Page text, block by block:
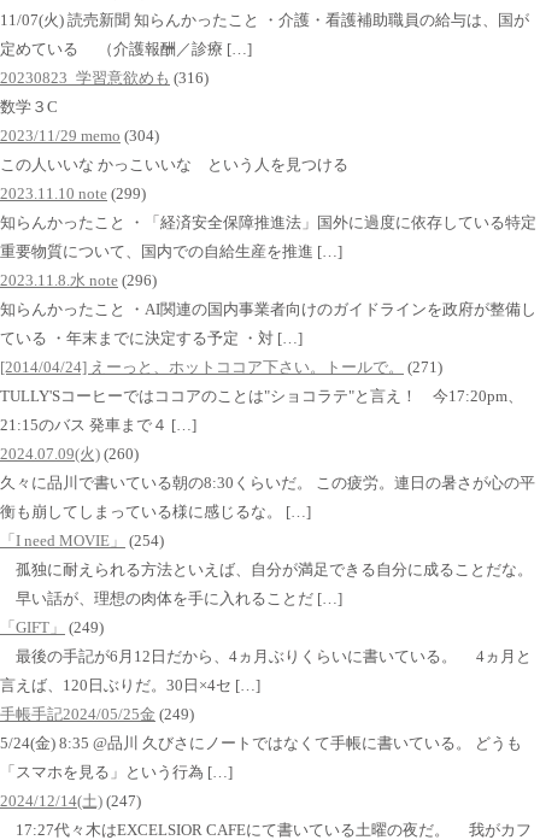
11/07(火) 読売新聞 知らんかったこと ・介護・看護補助職員の給与は、国が
定めている （介護報酬／診療 […]
20230823_学習意欲めも (316)
数学３C
2023/11/29 memo (304)
この人いいな かっこいいな という人を見つける
2023.11.10 note (299)
知らんかったこと ・「経済安全保障推進法」国外に過度に依存している特定
重要物質について、国内での自給生産を推進 […]
2023.11.8.水 note (296)
知らんかったこと ・AI関連の国内事業者向けのガイドラインを政府が整備し
ている ・年末までに決定する予定 ・対 […]
[2014/04/24] えーっと、ホットココア下さい。トールで。
(271)
TULLY'Sコーヒーではココアのことは"ショコラテ"と言え！ 今17:20pm、
21:15のバス 発車まで４ […]
2024.07.09(火) (260)
久々に品川で書いている朝の8:30くらいだ。 この疲労。連日の暑さが心の平
衡も崩してしまっている様に感じるな。 […]
「I need MOVIE」
(254)
孤独に耐えられる方法といえば、自分が満足できる自分に成ることだな。
早い話が、理想の肉体を手に入れることだ […]
「GIFT」
(249)
最後の手記が6月12日だから、4ヵ月ぶりくらいに書いている。 4ヵ月と
言えば、120日ぶりだ。30日×4セ […]
手帳手記2024/05/25金 (249)
5/24(金) 8:35 @品川 久びさにノートではなくて手帳に書いている。 どうも
「スマホを見る」という行為 […]
2024/12/14(土) (247)
17:27代々木はEXCELSIOR CAFEにて書いている土曜の夜だ。 我がカフ